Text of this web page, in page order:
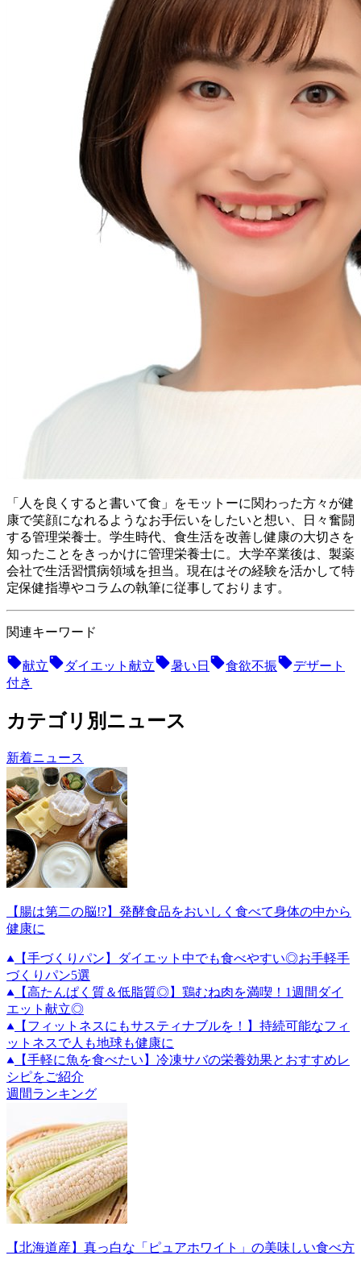
「人を良くすると書いて食」をモットーに関わった方々が健
康で笑顔になれるようなお手伝いをしたいと想い、日々奮闘
する管理栄養士。 学生時代、食生活を改善し健康の大切さを
知ったことをきっかけに管理栄養士に。大学卒業後は、製薬
会社で生活習慣病領域を担当。現在はその経験を活かして特
定保健指導やコラムの執筆に従事しております。
関連キーワード
献立 ダイエット献立 暑い日 食欲不振
デザート
付き
カテゴリ別ニュース
新着ニュース
【腸は第二の脳!?】発酵食品をおいしく食べて身体の中から
健康に
【手づくりパン】ダイエット中でも食べやすい◎お手軽手
づくりパン5選
【高たんぱく質＆低脂質◎】鶏むね肉を満喫！1週間ダイ
エット献立◎
【フィットネスにもサスティナブルを！】持続可能なフィ
ットネスで人も地球も健康に
【手軽に魚を食べたい】冷凍サバの栄養効果とおすすめレ
シピをご紹介
週間ランキング
【北海道産】真っ白な「ピュアホワイト」の美味しい食べ方